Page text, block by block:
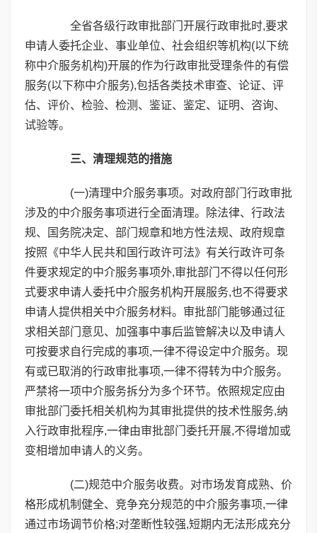
全省各级行政审批部门开展行政审批时,要求
申请人委托企业、事业单位、社会组织等机构(以下统
称中介服务机构)开展的作为行政审批受理条件的有偿
服务(以下称中介服务),包括各类技术审查、论证、评
估、评价、检验、检测、鉴证、鉴定、证明、咨询、
试验等。
三、清理规范的措施
(一)清理中介服务事项。对政府部门行政审批
涉及的中介服务事项进行全面清理。除法律、行政法
规、国务院决定、部门规章和地方性法规、政府规章
按照《中华人民共和国行政许可法》有关行政许可条
件要求规定的中介服务事项外,审批部门不得以任何形
式要求申请人委托中介服务机构开展服务,也不得要求
申请人提供相关中介服务材料。审批部门能够通过征
求相关部门意见、加强事中事后监管解决以及申请人
可按要求自行完成的事项,一律不得设定中介服务。现
有或已取消的行政审批事项,一律不得转为中介服务。
严禁将一项中介服务拆分为多个环节。依照规定应由
审批部门委托相关机构为其审批提供的技术性服务,纳
入行政审批程序,一律由审批部门委托开展,不得增加或
变相增加申请人的义务。
(二)规范中介服务收费。对市场发育成熟、价
格形成机制健全、竞争充分规范的中介服务事项,一律
通过市场调节价格;对垄断性较强,短期内无法形成充分